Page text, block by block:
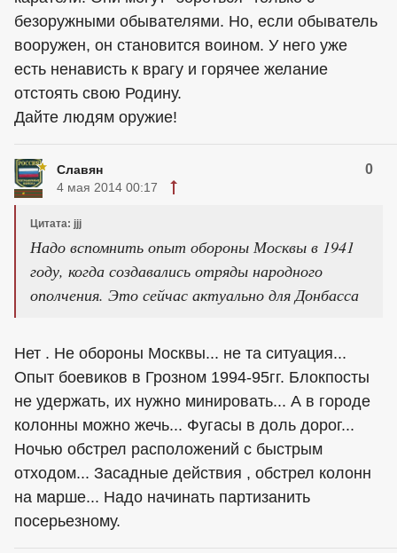
безоружными обывателями. Но, если обыватель
вооружен, он становится воином. У него уже
есть ненависть к врагу и горячее желание
отстоять свою Родину.
Дайте людям оружие!
Славян 0
4 мая 2014 00:17
Цитата: jjj
Надо вспомнить опыт обороны Москвы в 1941
году, когда создавались отряды народного
ополчения. Это сейчас актуально для Донбасса
Нет . Не обороны Москвы... не та ситуация...
Опыт боевиков в Грозном 1994-95гг. Блокпосты
не удержать, их нужно минировать... А в городе
колонны можно жечь... Фугасы в доль дорог...
Ночью обстрел расположений с быстрым
отходом... Засадные действия , обстрел колонн
на марше... Надо начинать партизанить
посерьезному.